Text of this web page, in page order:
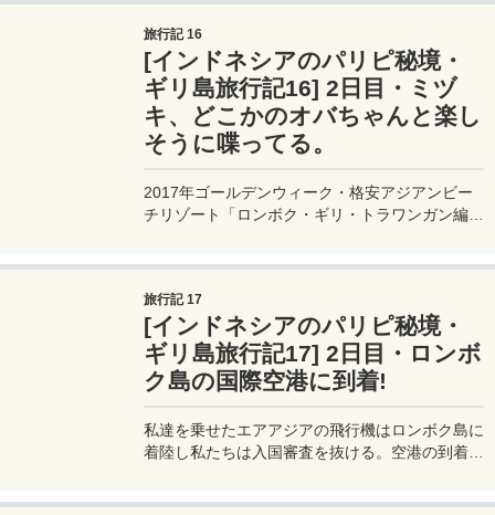
旅行記 16
[インドネシアのパリピ秘境・
ギリ島旅行記16] 2日目・ミヅ
キ、どこかのオバちゃんと楽し
そうに喋ってる。
2017年ゴールデンウィーク・格安アジアンビー
チリゾート「ロンボク・ギリ・トラワンガン編」
旅行記 17
[インドネシアのパリピ秘境・
ギリ島旅行記17] 2日目・ロンボ
ク島の国際空港に到着!
私達を乗せたエアアジアの飛行機はロンボク島に
着陸し私たちは入国審査を抜ける。空港の到着エ